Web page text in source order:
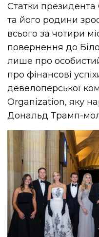
Статки
та його родини
всього за чотири
повернення до
лише про
про фінансові
девелоперської
Organization, яку
Дональд Трамп-